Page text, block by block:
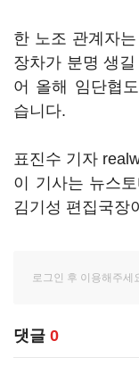
한 노조 관계자
장차가 분명 생
어 올해 임단협
습니다.
표진수 기자
이 기사는 뉴스
김기성 편집국장
댓글 0